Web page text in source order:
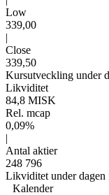
Low
339,00
|
Close
339,50
Kursutveckling under
Likviditet
84,8 MISK
Rel. mcap
0,09%
|
Antal aktier
248 796
Likviditet under dagen
Kalender